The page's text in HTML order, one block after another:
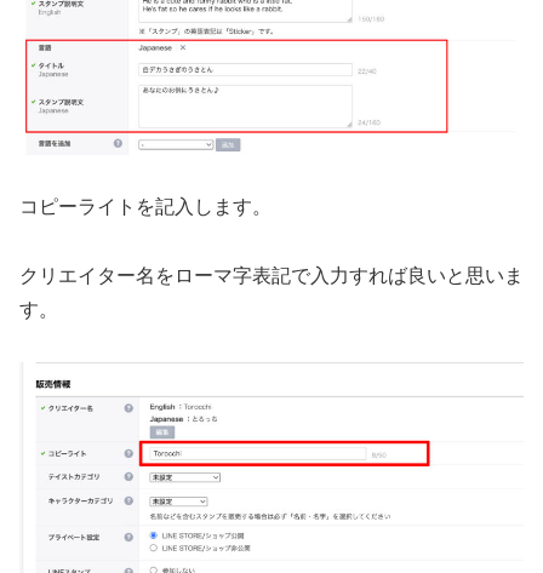
コピーライトを記入します。
クリエイター名をローマ字表記で入力すれば良いと思いま
す。